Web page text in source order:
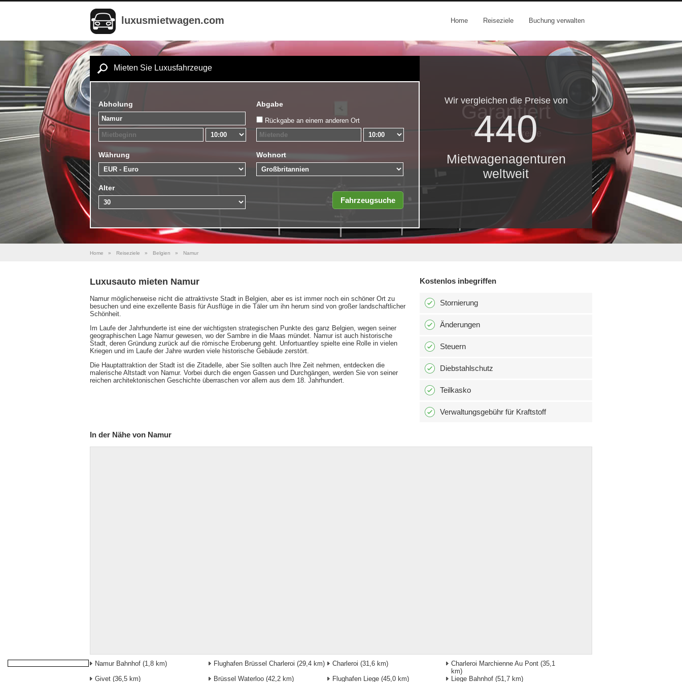
luxusmietwagen.com Home Reiseziele Buchung verwalten
Mieten Sie Luxusfahrzeuge
Abholung Abgabe
Rückgabe an einem anderen Ort
Währung Wohnort
Alter
Wir vergleichen die Preise von
440
Mietwagenagenturen
weltweit
Garantiert
die besten Preise
Home » Reiseziele » Belgien » Namur
Luxusauto mieten Namur
Namur möglicherweise nicht die attraktivste Stadt in Belgien, aber es ist immer noch ein schöner Ort zu
besuchen und eine exzellente Basis für Ausflüge in die Täler um ihn herum sind von großer landschaftlicher
Schönheit.
Im Laufe der Jahrhunderte ist eine der wichtigsten strategischen Punkte des ganz Belgien, wegen seiner
geographischen Lage Namur gewesen, wo der Sambre in die Maas mündet. Namur ist auch historische
Stadt, deren Gründung zurück auf die römische Eroberung geht. Unfortuantley spielte eine Rolle in vielen
Kriegen und im Laufe der Jahre wurden viele historische Gebäude zerstört.
Die Hauptattraktion der Stadt ist die Zitadelle, aber Sie sollten auch Ihre Zeit nehmen, entdecken die
malerische Altstadt von Namur. Vorbei durch die engen Gassen und Durchgängen, werden Sie von seiner
reichen architektonischen Geschichte überraschen vor allem aus dem 18. Jahrhundert.
Kostenlos inbegriffen
Stornierung
Änderungen
Steuern
Diebstahlschutz
Teilkasko
Verwaltungsgebühr für Kraftstoff
In der Nähe von Namur
Namur Bahnhof (1,8 km) Flughafen Brüssel Charleroi (29,4 km) Charleroi (31,6 km) Charleroi Marchienne Au Pont (35,1
km)
Givet (36,5 km) Brüssel Waterloo (42,2 km) Flughafen Liege (45,0 km) Liege Bahnhof (51,7 km)